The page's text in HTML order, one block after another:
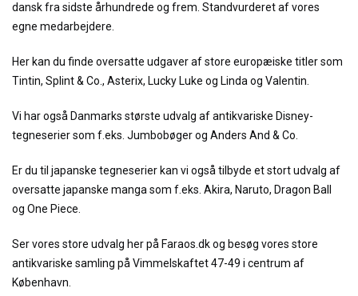
dansk fra sidste århundrede og frem. Standvurderet af vores
egne medarbejdere.
Her kan du finde oversatte udgaver af store europæiske titler som
Tintin, Splint & Co., Asterix, Lucky Luke og Linda og Valentin.
Vi har også Danmarks største udvalg af antikvariske Disney-
tegneserier som f.eks. Jumbobøger og Anders And & Co.
Er du til japanske tegneserier kan vi også tilbyde et stort udvalg af
oversatte japanske manga som f.eks. Akira, Naruto, Dragon Ball
og One Piece.
Ser vores store udvalg her på Faraos.dk og besøg vores store
antikvariske samling på Vimmelskaftet 47-49 i centrum af
København.